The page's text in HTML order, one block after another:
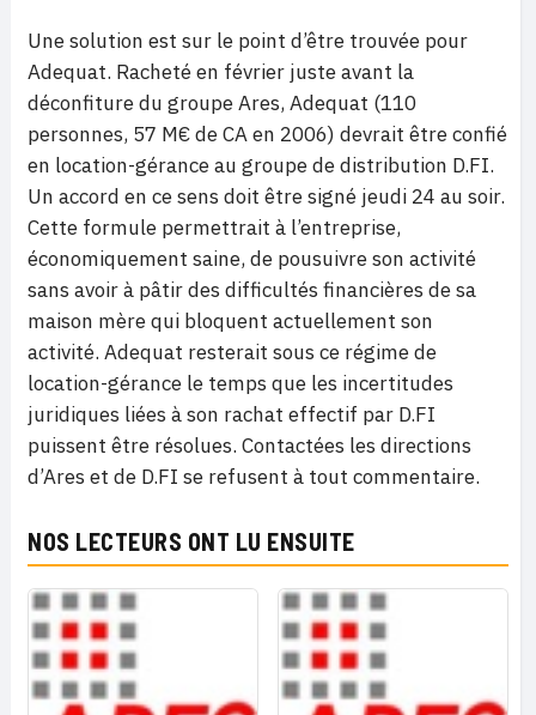
Une solution est sur le point d’être trouvée pour
Adequat. Racheté en février juste avant la
déconfiture du groupe Ares, Adequat (110
personnes, 57 M€ de CA en 2006) devrait être confié
en location-gérance au groupe de distribution D.FI.
Un accord en ce sens doit être signé jeudi 24 au soir.
Cette formule permettrait à l’entreprise,
économiquement saine, de pousuivre son activité
sans avoir à pâtir des difficultés financières de sa
maison mère qui bloquent actuellement son
activité. Adequat resterait sous ce régime de
location-gérance le temps que les incertitudes
juridiques liées à son rachat effectif par D.FI
puissent être résolues. Contactées les directions
d’Ares et de D.FI se refusent à tout commentaire.
NOS LECTEURS ONT LU ENSUITE